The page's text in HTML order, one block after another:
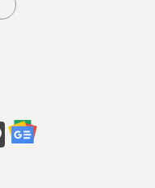
Li
n